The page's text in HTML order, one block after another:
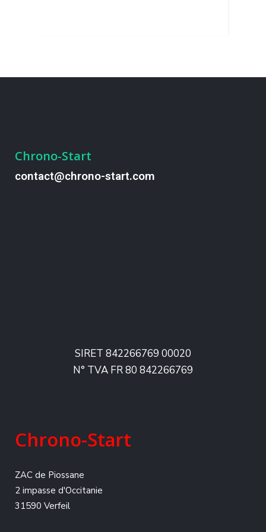
Chrono-Start
contact@chrono-start.com
SIRET 842266769 00020
N° TVA FR 80 842266769
Chrono-Start
ZAC de Piossane
2 impasse d'Occitanie
31590 Verfeil